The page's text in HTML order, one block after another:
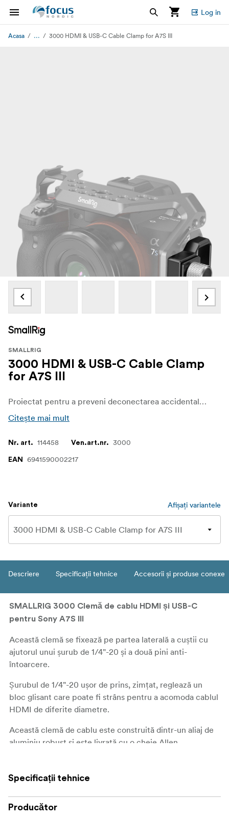
Log in
Acasa ... 3000 HDMI & USB-C Cable Clamp for A7S III
SMALLRIG
3000 HDMI & USB-C Cable Clamp
for A7S III
Proiectat pentru a preveni deconectarea accidentală a cablului HDMI al camerei și compatibil cu SmallRig Cage 2982
Citește mai mult
Nr. art. 114458 Ven.art.nr. 3000
EAN 6941590002217
Variante Afișați variantele
Descriere Specificații tehnice Accesorii și produse conexe
SMALLRIG 3000 Clemă de cablu HDMI și USB-C
pentru Sony A7S III
Această clemă se fixează pe partea laterală a cuștii cu
ajutorul unui șurub de 1/4"-20 și a două pini anti-
întoarcere.
Șurubul de 1/4"-20 ușor de prins, zimțat, reglează un
bloc glisant care poate fi strâns pentru a acomoda cablul
HDMI de diferite diametre.
Această clemă de cablu este construită dintr-un aliaj de
aluminiu robust și este livrată cu o cheie Allen.
Specificații tehnice
Producător